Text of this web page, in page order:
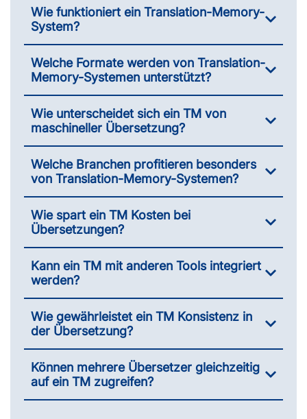
Wie funktioniert ein Translation-Memory-
System?
Welche Formate werden von Translation-
Memory-Systemen unterstützt?
Wie unterscheidet sich ein TM von
maschineller Übersetzung?
Welche Branchen profitieren besonders
von Translation-Memory-Systemen?
Wie spart ein TM Kosten bei
Übersetzungen?
Kann ein TM mit anderen Tools integriert
werden?
Wie gewährleistet ein TM Konsistenz in
der Übersetzung?
Können mehrere Übersetzer gleichzeitig
auf ein TM zugreifen?